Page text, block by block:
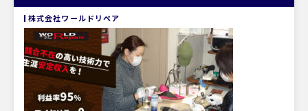
株式会社ワールドリペア